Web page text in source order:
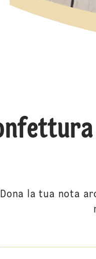
Dona la tua nota